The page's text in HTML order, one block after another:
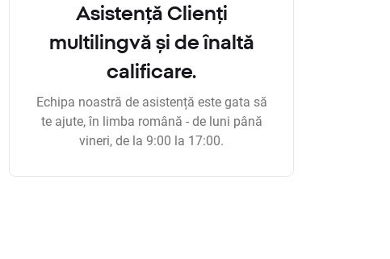
Asistență Clienți
multilingvă și de înaltă
calificare.
Echipa noastră de asistență este gata să
te ajute, în limba română - de luni până
vineri, de la 9:00 la 17:00.